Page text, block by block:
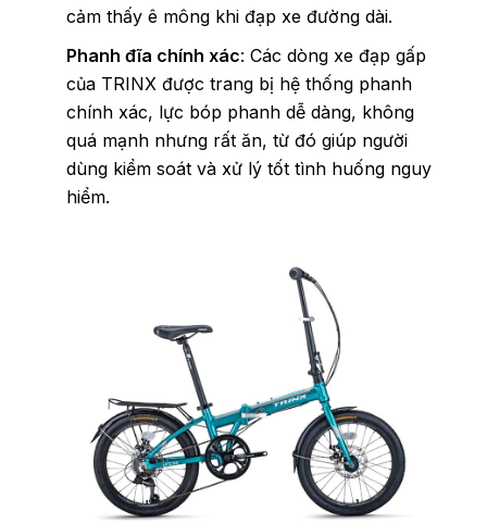
cảm thấy ê mông khi đạp xe đường dài.
Phanh đĩa chính xác: Các dòng xe đạp gấp
của TRINX được trang bị hệ thống phanh
chính xác, lực bóp phanh dễ dàng, không
quá mạnh nhưng rất ăn, từ đó giúp người
dùng kiểm soát và xử lý tốt tình huống nguy
hiểm.